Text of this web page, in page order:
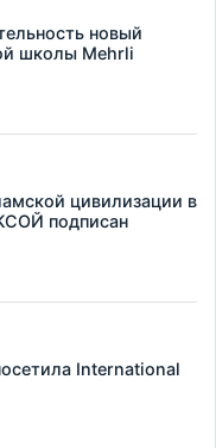
новый
школы Mehrli
цивилизации в
подписан
International